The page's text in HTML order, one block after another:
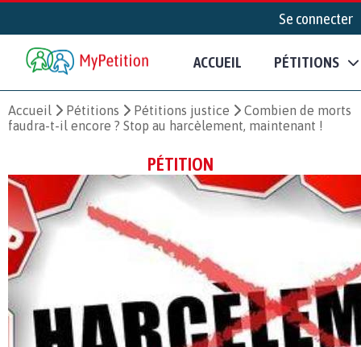
Se connecter
ACCUEIL PÉTITIONS
Accueil Pétitions Pétitions justice
Combien de morts
faudra-t-il encore ? Stop au harcèlement, maintenant !
PÉTITION